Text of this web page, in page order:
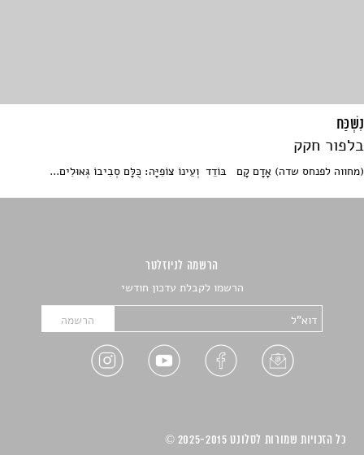
נִשְׁכַּח
בלפור חקק
(מחווה לפנחס שדה) אָדָם קָם בּוֹדֵד וְעֵינוֹ צוֹפִיָּה: כֻּלָּם סְבִיבוֹ גְּאוּלִים...
הרשמה לניוזלטר
הרשמו לקבלת עדכון חודשי
כל הזכויות שמורות לסלונט 2025-2015 ©